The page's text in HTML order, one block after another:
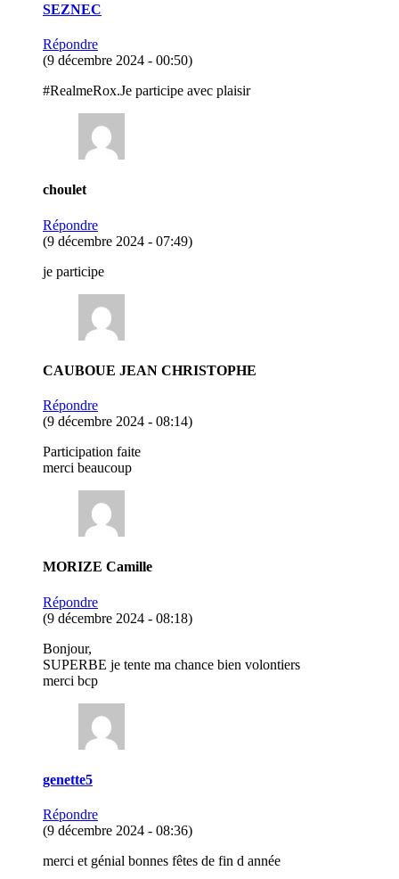
SEZNEC
Répondre
(9 décembre 2024 - 00:50)
#RealmeRox.Je participe avec plaisir
choulet
Répondre
(9 décembre 2024 - 07:49)
je participe
CAUBOUE JEAN CHRISTOPHE
Répondre
(9 décembre 2024 - 08:14)
Participation faite
merci beaucoup
MORIZE Camille
Répondre
(9 décembre 2024 - 08:18)
Bonjour,
SUPERBE je tente ma chance bien volontiers
merci bcp
genette5
Répondre
(9 décembre 2024 - 08:36)
merci et génial bonnes fêtes de fin d année